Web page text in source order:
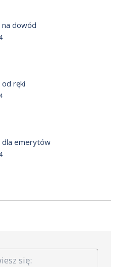
na dowód
od ręki
dla emerytów
się: